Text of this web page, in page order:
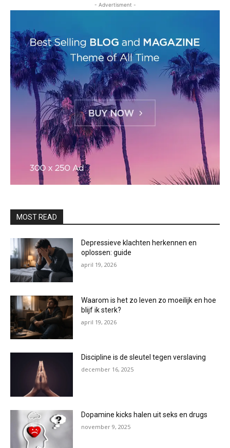
- Advertisment -
MOST READ
Depressieve klachten herkennen en
oplossen: guide
april 19, 2026
Waarom is het zo leven zo moeilijk en hoe
blijf ik sterk?
april 19, 2026
Discipline is de sleutel tegen verslaving
december 16, 2025
Dopamine kicks halen uit seks en drugs
november 9, 2025